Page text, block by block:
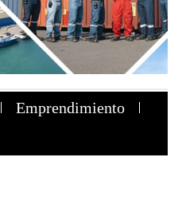
Emprendimiento